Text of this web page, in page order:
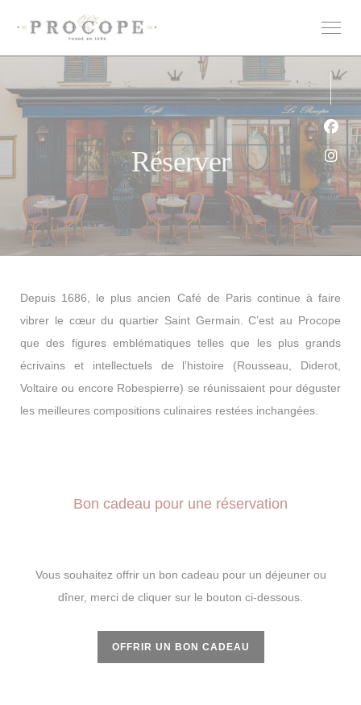
Réserver
Depuis 1686, le plus ancien Café de Paris continue à faire
vibrer le cœur du quartier Saint Germain. C’est au Procope
que des figures emblématiques telles que les plus grands
écrivains et intellectuels de l’histoire (Rousseau, Diderot,
Voltaire ou encore Robespierre) se réunissaient pour déguster
les meilleures compositions culinaires restées inchangées.
Bon cadeau pour une réservation
Vous souhaitez offrir un bon cadeau pour un déjeuner ou
dîner, merci de cliquer sur le bouton ci-dessous.
OFFRIR UN BON CADEAU